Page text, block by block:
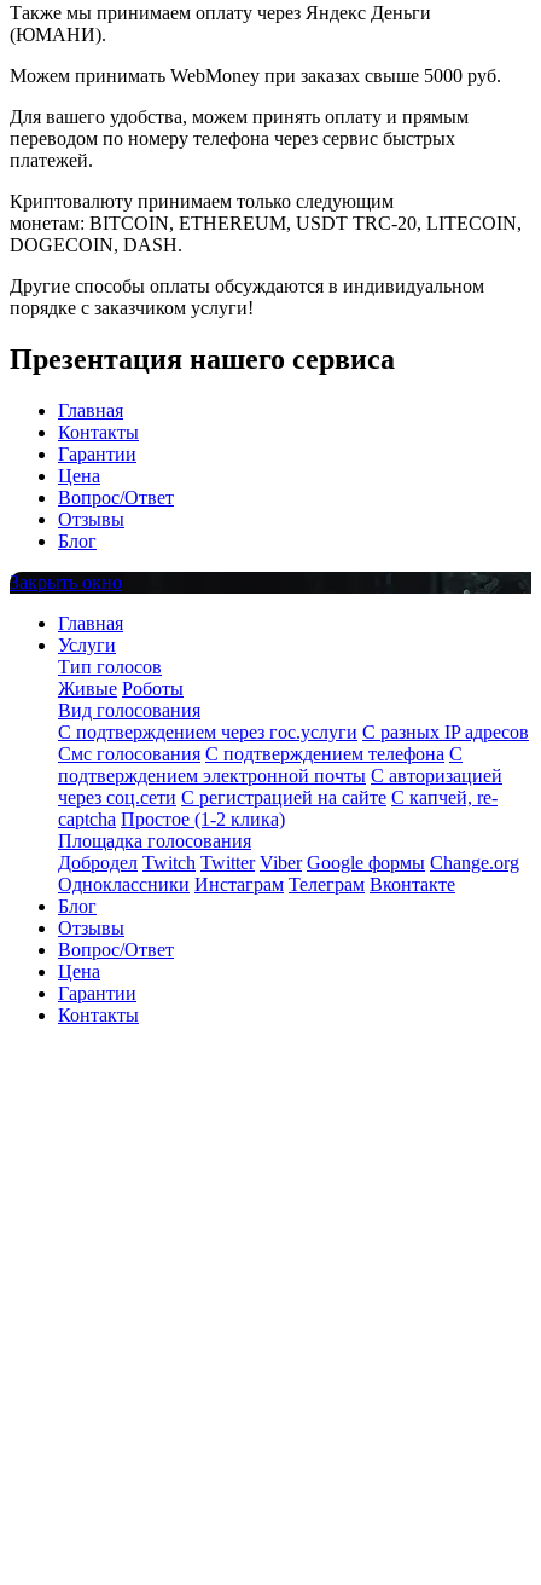
Также мы принимаем оплату через Яндекс Деньги
(ЮМАНИ).
Можем принимать WebMoney при заказах свыше 5000 руб.
Для вашего удобства, можем принять оплату и прямым
переводом по номеру телефона через сервис быстрых
платежей.
Криптовалюту принимаем только следующим
монетам: BITCOIN, ETHEREUM, USDT TRC-20, LITECOIN,
DOGECOIN, DASH.
Другие способы оплаты обсуждаются в индивидуальном
порядке с заказчиком услуги!
Презентация нашего сервиса
Главная
Контакты
Гарантии
Цена
Вопрос/Ответ
Отзывы
Блог
Закрыть окно
Главная
Услуги
Тип голосов
Живые Роботы
Вид голосования
С подтверждением через гос.услуги С разных IP адресов
Смс голосования С подтверждением телефона С
подтверждением электронной почты С авторизацией
через соц.сети С регистрацией на сайте С капчей, re-
captcha Простое (1-2 клика)
Площадка голосования
Добродел Twitch Twitter Viber Google формы Change.org
Одноклассники Инстаграм Телеграм Вконтакте
Блог
Отзывы
Вопрос/Ответ
Цена
Гарантии
Контакты